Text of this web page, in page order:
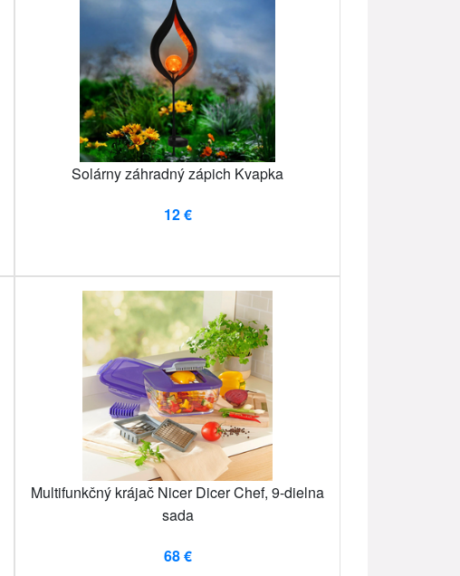
Solárny záhradný zápich Kvapka
12 €
Multifunkčný krájač Nicer Dicer Chef, 9-dielna
sada
68 €